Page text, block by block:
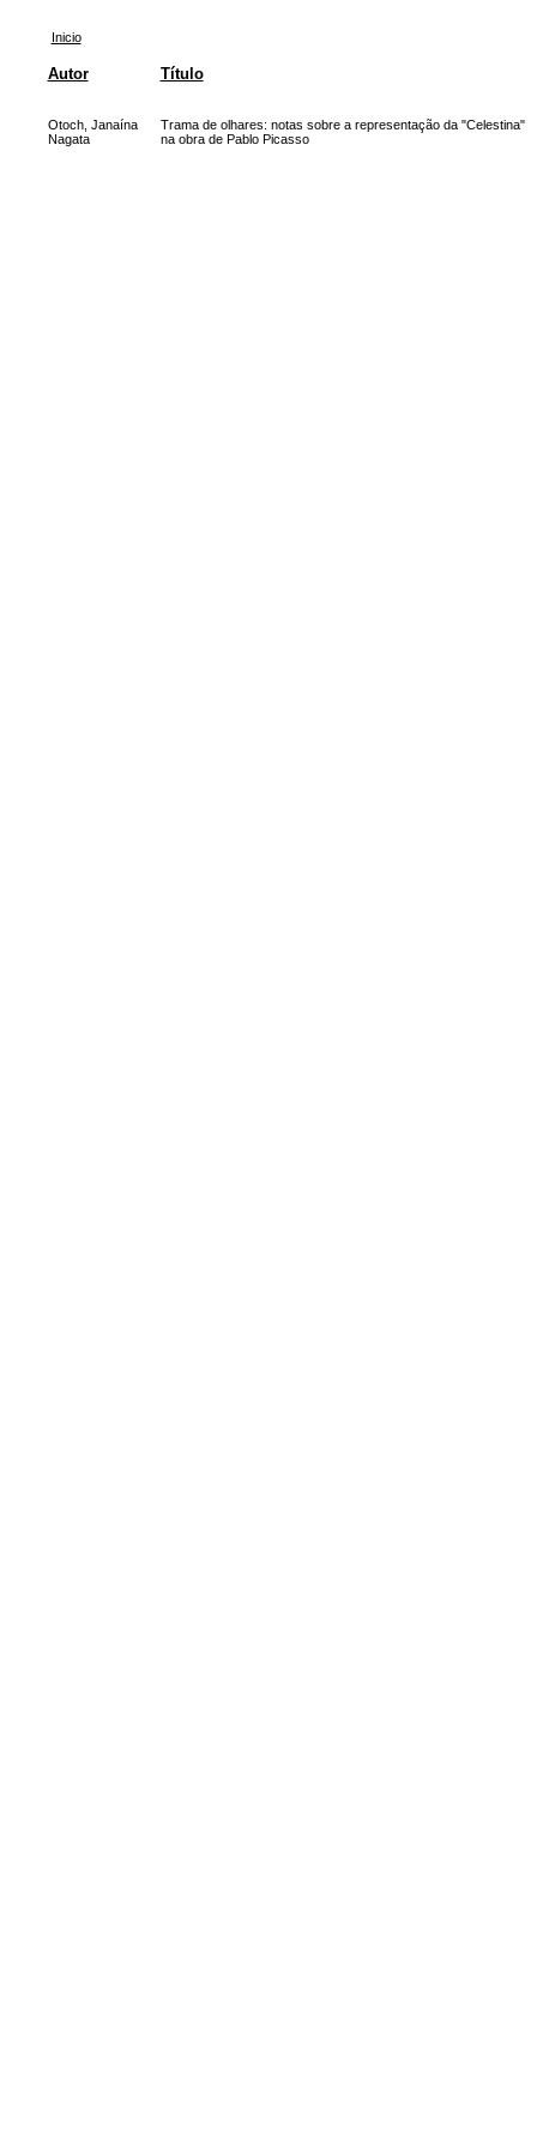
Inicio
Autor Título
Otoch, Janaína
Nagata
Trama de olhares: notas sobre a representação da "Celestina"
na obra de Pablo Picasso